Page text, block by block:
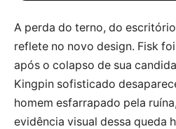
A perda do terno, do
reflete no novo design. Fisk
após o colapso de sua
Kingpin sofisticado
homem esfarrapado pela
evidência visual dessa queda